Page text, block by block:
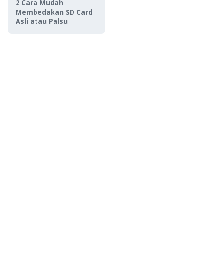
2 Cara Mudah
Membedakan SD Card
Asli atau Palsu